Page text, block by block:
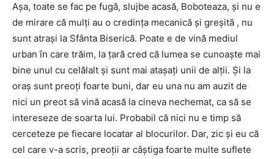
Aşa, toate se fac pe fugă, slujbe acasă, Boboteaza, şi nu e
de mirare că mulţi au o credinţa mecanică şi greşită , nu
sunt atraşi la Sfânta Biserică. Poate e de vină mediul
urban în care trăim, la ţară cred că lumea se cunoaşte mai
bine unul cu celălalt şi sunt mai ataşaţi unii de alţii. Şi la
oraş sunt preoţi foarte buni, dar eu una nu am auzit de
nici un preot să vină acasă la cineva nechemat, ca să se
intereseze de soarta lui. Probabil că nici nu e timp să
cerceteze pe fiecare locatar al blocurilor. Dar, zic şi eu că
cel care v-a scris, preoţii ar câştiga foarte multe suflete